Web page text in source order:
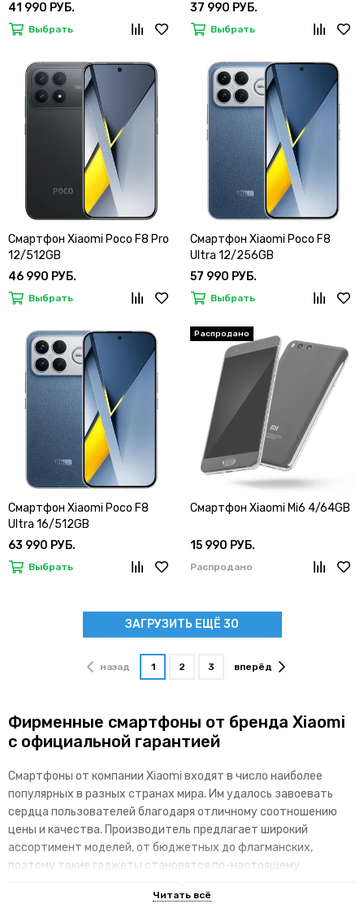
41 990 РУБ.
Выбрать
37 990 РУБ.
Выбрать
Смартфон Xiaomi Poco F8 Pro
12/512GB
46 990 РУБ.
Выбрать
Смартфон Xiaomi Poco F8
Ultra 12/256GB
57 990 РУБ.
Выбрать
Смартфон Xiaomi Poco F8
Ultra 16/512GB
63 990 РУБ.
Выбрать
Смартфон Xiaomi Mi6 4/64GB
15 990 РУБ.
Распродано
ЗАГРУЗИТЬ ЕЩЁ 30
назад 1 2 3 вперёд
Фирменные смартфоны от бренда Xiaomi
с официальной гарантией
Смартфоны от компании Xiaomi входят в число наиболее
популярных в разных странах мира. Им удалось завоевать
сердца пользователей благодаря отличному соотношению
цены и качества. Производитель предлагает широкий
ассортимент моделей, от бюджетных до флагманских,
поэтому такие гаджеты становятся по-настоящему